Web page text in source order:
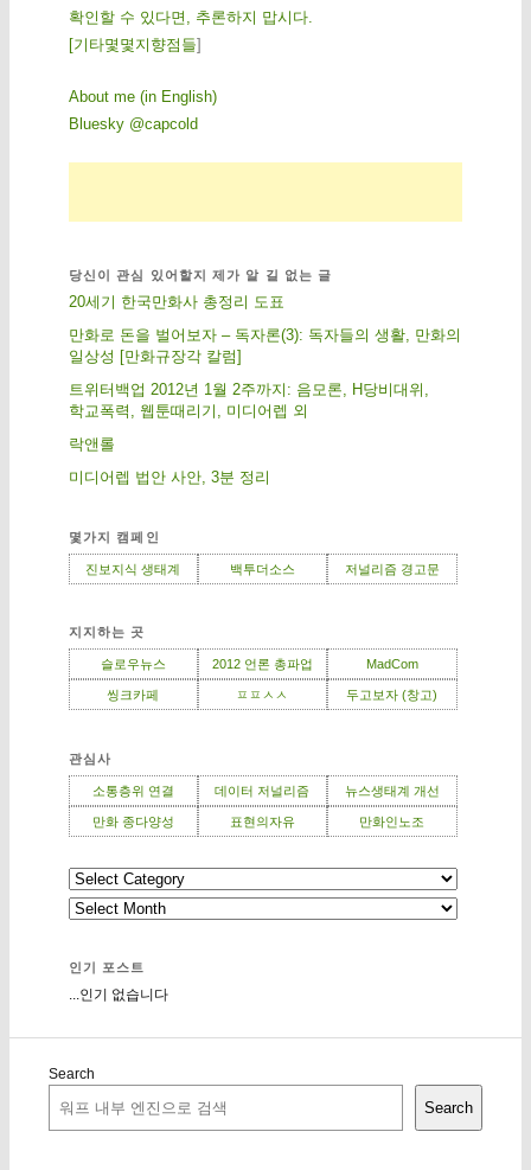
확인할 수 있다면, 추론하지 맙시다.
[기 타몇 몇 지 향점 들]
About me (in English)
Bluesky @capcold
당신이 관심 있어할지 제가 알 길 없는 글
20세기 한국만화사 총정리 도표
만화로 돈을 벌어보자 – 독자론(3): 독자들의 생활, 만화의
일상성 [만화규장각 칼럼]
트위터백업 2012년 1월 2주까지: 음모론, H당비대위,
학교폭력, 웹툰때리기, 미디어렙 외
락앤롤
미디어렙 법안 사안, 3분 정리
몇가지 캠페인
진보지식 생태계 백투더소스 저널리즘 경고문
지지하는 곳
슬로우뉴스 2012 언론 총파업 MadCom
씽크카페 ㅍㅍㅅㅅ 두고보자 (창고)
관심사
소통층위 연결 데이터 저널리즘 뉴스생태계 개선
만화 종다양성 표현의자유 만화인노조
인기 포스트
...인기 없습니다
Search
Search